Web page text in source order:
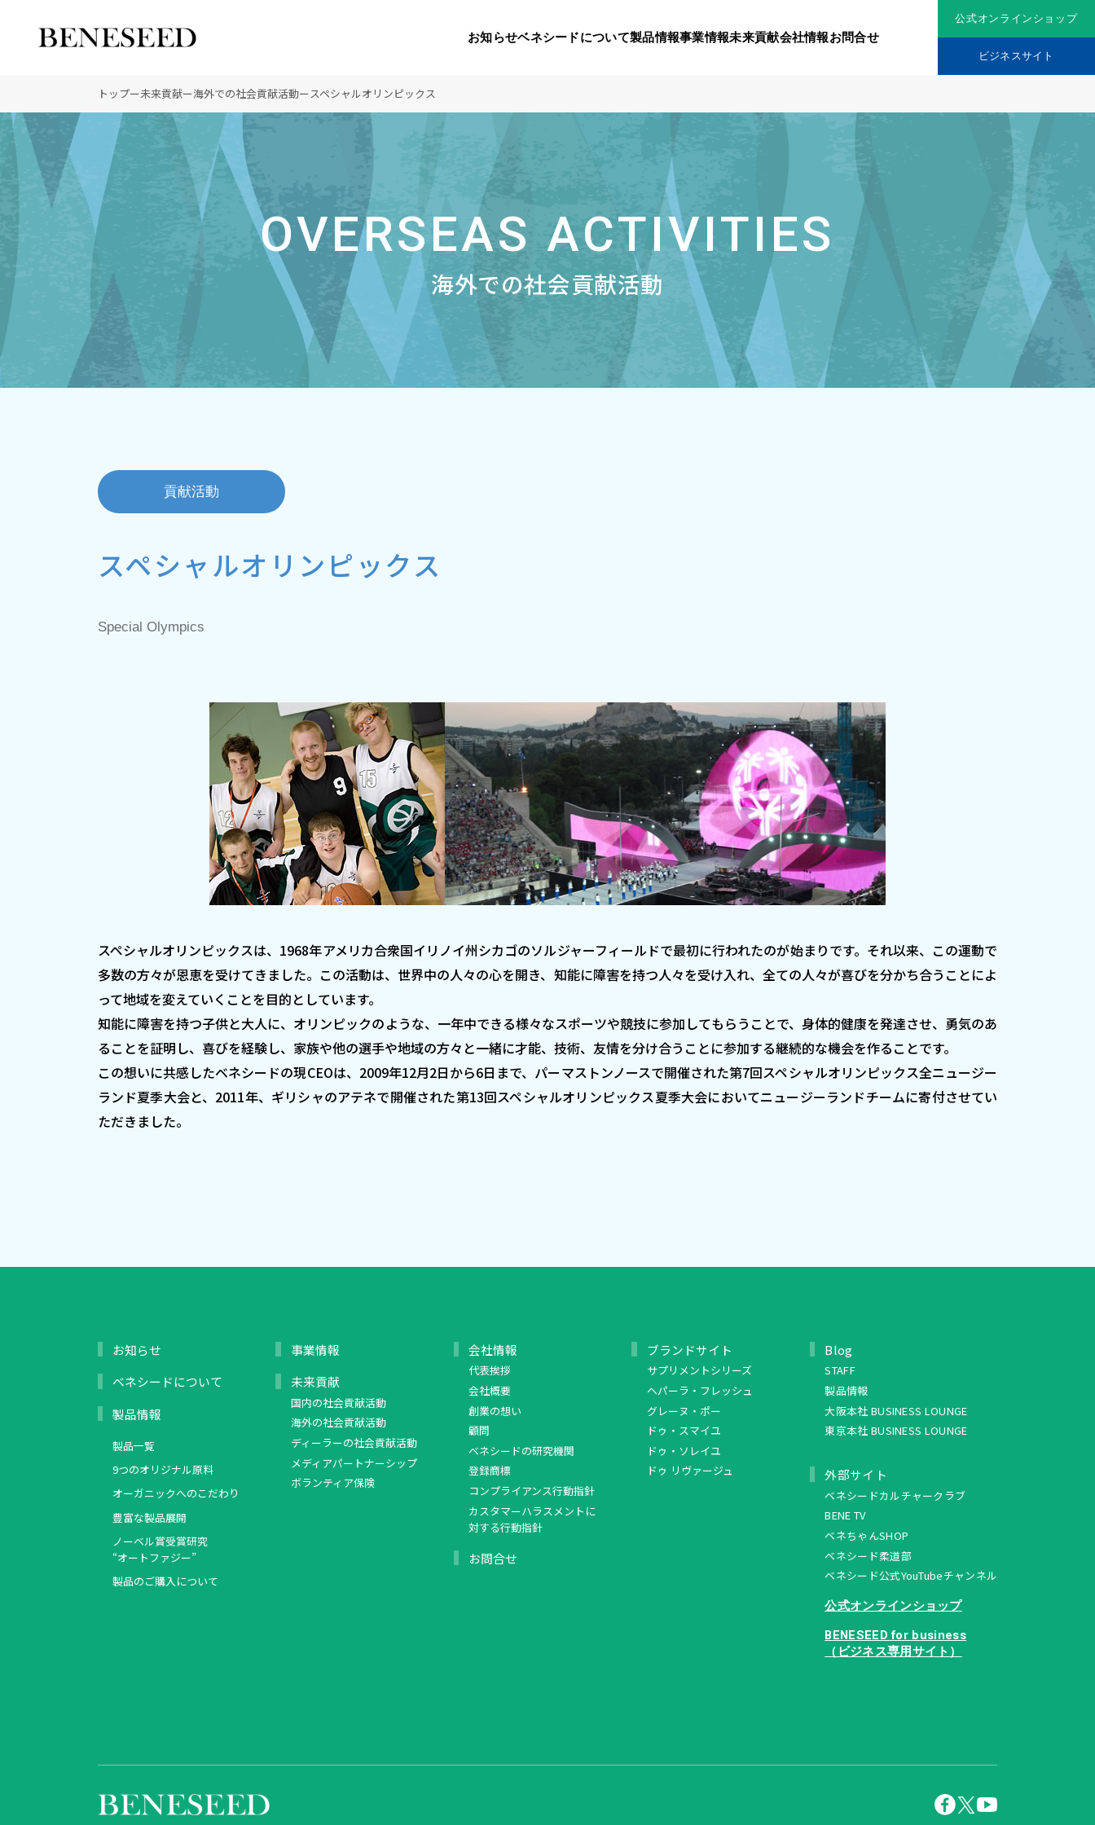
公式オンラインショップ
ビジネスサイト
ベネシードについて
製品情報
著作権について
お知らせベネシードについて製品情報事業情報未来貢献会社情報お問合せ
公式オンラインショップ
ビジネスサイト
会社情報 トップ
創業の想い ベネシードの研究機関
コンプライアンス行動指針
カスタマーハラスメントに
対する行動指針
ディーラーの社会貢献活動 メディアパートナーシップ
製品情報 トップ
オーガニックへのこだわり 製品のご購入について 豊富な製品を展開
ノーベル賞受賞研究
“オートファジー”
トップー未来貢献ー海外での社会貢献活動ースペシャルオリンピックス
OVERSEAS ACTIVITIES
海外での社会貢献活動
貢献活動
スペシャルオリンピックス
Special Olympics
スペシャルオリンピックスは、1968年アメリカ合衆国イリノイ州シカゴのソルジャーフィールドで最初に行われたのが始まりです。それ以来、この運動で
多数の方々が恩恵を受けてきました。この活動は、世界中の人々の心を開き、知能に障害を持つ人々を受け入れ、全ての人々が喜びを分かち合うことによ
って地域を変えていくことを目的としています。
知能に障害を持つ子供と大人に、オリンピックのような、一年中できる様々なスポーツや競技に参加してもらうことで、身体的健康を発達させ、勇気のあ
ることを証明し、喜びを経験し、家族や他の選手や地域の方々と一緒に才能、技術、友情を分け合うことに参加する継続的な機会を作ることです。
この想いに共感したベネシードの現CEOは、2009年12月2日から6日まで、パーマストンノースで開催された第7回スペシャルオリンピックス全ニュージー
ランド夏季大会と、2011年、ギリシャのアテネで開催された第13回スペシャルオリンピックス夏季大会においてニュージーランドチームに寄付させてい
ただきました。
お知らせ
ベネシードについて
製品情報
製品一覧
9つのオリジナル原料
オーガニックへのこだわり
豊富な製品展開
ノーベル賞受賞研究
“オートファジー”
製品のご購入について
事業情報
未来貢献
国内の社会貢献活動
海外の社会貢献活動
ディーラーの社会貢献活動
メディアパートナーシップ
ボランティア保険
会社情報
代表挨拶
会社概要
創業の想い
顧問
ベネシードの研究機関
登録商標
コンプライアンス行動指針
カスタマーハラスメントに
対する行動指針
お問合せ
ブランドサイト
サプリメントシリーズ
ヘパーラ・フレッシュ
グレーヌ・ポー
ドゥ・スマイユ
ドゥ・ソレイユ
ドゥ リヴァージュ
Blog
STAFF
製品情報
大阪本社 BUSINESS LOUNGE
東京本社 BUSINESS LOUNGE
外部サイト
ベネシードカルチャークラブ
BENE TV
ベネちゃんSHOP
ベネシード柔道部
ベネシード公式YouTubeチャンネル
公式オンラインショップ
BENESEED for business
（ビジネス専用サイト）